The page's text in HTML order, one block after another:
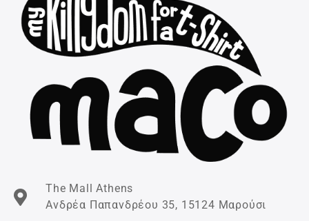
The Mall Athens
Ανδρέα Παπανδρέου 35, 15124 Μαρούσι